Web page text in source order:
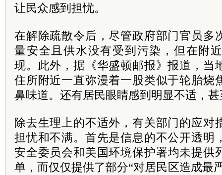
让民众感到担忧。
在解除疏散令后，尽管政府部门官员多
量安全且供水没有受到污染，但在附
现。此外，据《华盛顿邮报》报道，当
住所附近一直弥漫着一股类似于轮胎烧
鼻味道。还有居民眼睛感到明显不适，
除去生理上的不适外，有关部门的应对
担忧和不满。首先是信息的不公开透明
安全委员会和美国环境保护署均未提供
单，而仅仅提供了部分“对居民区造成最